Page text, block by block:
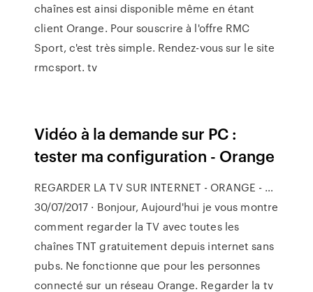
chaînes est ainsi disponible même en étant
client Orange. Pour souscrire à l'offre RMC
Sport, c'est très simple. Rendez-vous sur le site
rmcsport. tv
Vidéo à la demande sur PC :
tester ma configuration - Orange
REGARDER LA TV SUR INTERNET - ORANGE - …
30/07/2017 · Bonjour, Aujourd'hui je vous montre
comment regarder la TV avec toutes les
chaînes TNT gratuitement depuis internet sans
pubs. Ne fonctionne que pour les personnes
connecté sur un réseau Orange. Regarder la tv